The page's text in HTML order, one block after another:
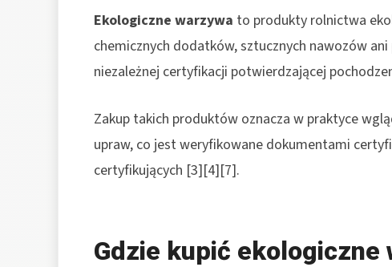
Ekologiczne warzywa to produkty rolnictwa
chemicznych dodatków, sztucznych nawozów
niezależnej certyfikacji potwierdzającej
Zakup takich produktów oznacza w praktyce
upraw, co jest weryfikowane dokumentami
certyfikujących [3][4][7].
Gdzie kupić ekologiczne